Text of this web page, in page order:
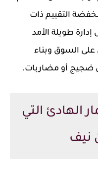
التقييم ذات
إدارة طويلة الأمد
السوق وبناء
ضجيج أو مضاربات.
الهادئ التي
نيف